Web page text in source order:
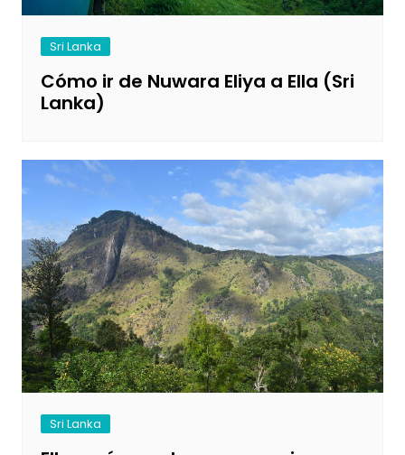
Sri Lanka
Cómo ir de Nuwara Eliya a Ella (Sri
Lanka)
Sri Lanka